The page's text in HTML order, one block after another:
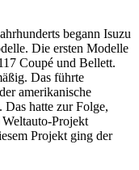
begann Isuzu
Die ersten Modelle
Coupé und Bellett.
Das führte
amerikanische
hatte zur Folge,
Projekt
Projekt ging der